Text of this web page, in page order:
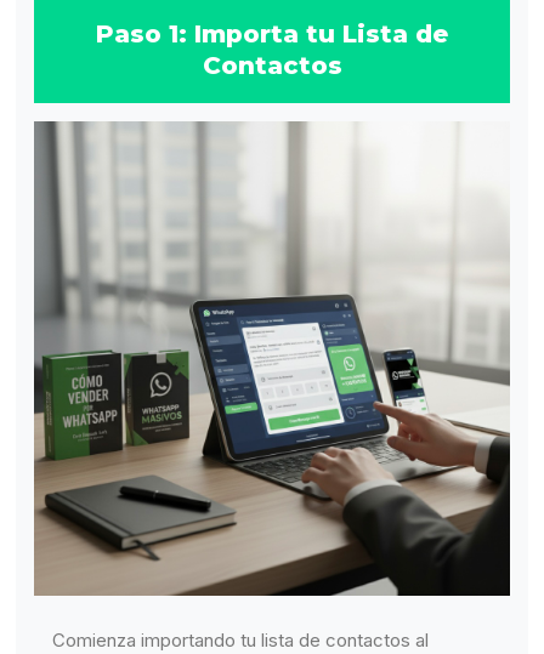
Paso 1: Importa tu Lista de
Contactos
Comienza importando tu lista de contactos al